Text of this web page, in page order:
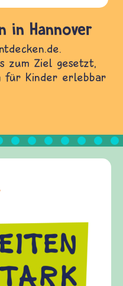
in Hannover
zum Ziel gesetzt,
für Kinder erlebbar